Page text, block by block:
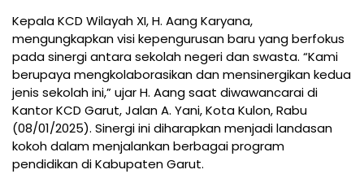
Kepala KCD Wilayah XI, H. Aang Karyana,
mengungkapkan visi kepengurusan baru yang berfokus
pada sinergi antara sekolah negeri dan swasta. “Kami
berupaya mengkolaborasikan dan mensinergikan kedua
jenis sekolah ini,” ujar H. Aang saat diwawancarai di
Kantor KCD Garut, Jalan A. Yani, Kota Kulon, Rabu
(08/01/2025). Sinergi ini diharapkan menjadi landasan
kokoh dalam menjalankan berbagai program
pendidikan di Kabupaten Garut.